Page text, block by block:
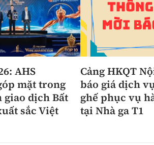
AHS
mặt trong
giao dịch Bất
sắc Việt
Cảng HKQT
báo giá dịch
ghế phục vụ
tại Nhà ga T1